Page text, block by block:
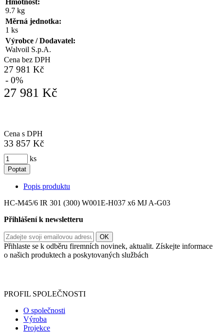
9.7 kg
Měrná jednotka:
1 ks
Výrobce / Dodavatel:
Walvoil S.p.A.
Cena bez DPH
27 981 Kč
- 0%
27 981 Kč
Cena s DPH
33 857 Kč
ks
Poptat
Popis produktu
HC-M45/6 IR 301 (300) W001E-H037 x6 MJ A-G03
Přihlášení k newsletteru
Přihlaste se k odběru firemních novinek, aktualit. Získejte informace
o našich produktech a poskytovaných službách
PROFIL SPOLEČNOSTI
O společnosti
Výroba
Projekce